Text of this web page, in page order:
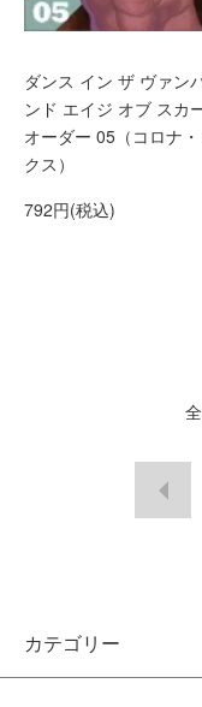
ダンス イン ザ ヴァン
ンド エイジ オブ スカ
オーダー 05（コロナ
クス）
792円(税込)
全
カテゴリー